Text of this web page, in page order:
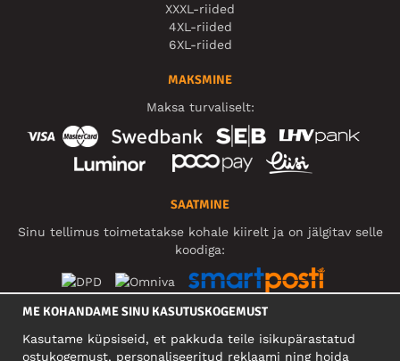
XXXL-riided
4XL-riided
6XL-riided
MAKSMINE
Maksa turvaliselt:
SAATMINE
Sinu tellimus toimetatakse kohale kiirelt ja on jälgitav selle
koodiga:
ME KOHANDAME SINU KASUTUSKOGEMUST
Kasutame küpsiseid, et pakkuda teile isikupärastatud
ostukogemust, personaliseeritud reklaami ning hoida